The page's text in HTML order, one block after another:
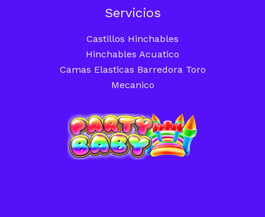
Servicios
Castillos Hinchables
Hinchables Acuatico
Camas Elasticas Barredora Toro
Mecanico